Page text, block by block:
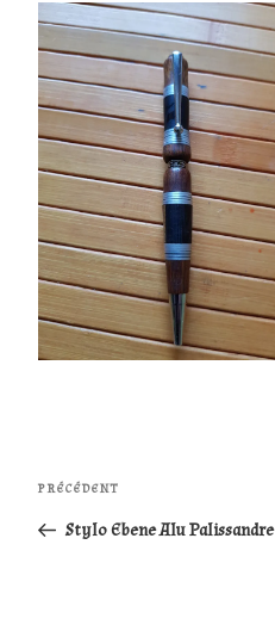
l’article
Article
PRÉCÉDENT
Stylo Ebene Alu Palissandre